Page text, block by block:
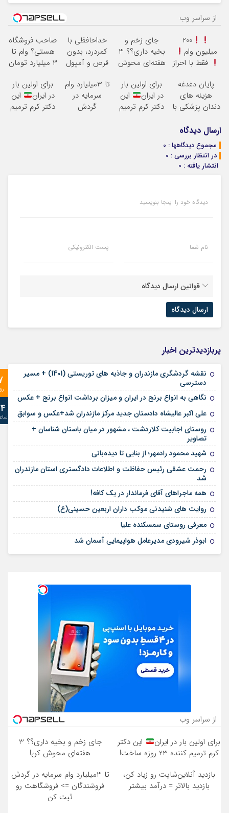
از سراسر وب
200
میلیون وام
فقط با احراز
جای زخم و
بخیه داری؟؟ 3
هفته‌ای محوش
خداحافظی با
کمردرد، بدون
قرص و آمپول
صاحب فروشگاه
هستی؟ وام تا
۳ میلیارد تومان
پایان دغدغه
هزینه های
دندان پزشکی با
خانگی
برای اولین بار
در ایران
این
دکتر کرم ترمیم
تا 3میلیارد وام
سرمایه در
گردش
برای اولین بار
در ایران
این
دکتر کرم ترمیم
ارسال دیدگاه
مجموع دیدگاهها : 0
در انتظار بررسی : 0
انتشار یافته : 0
دیدگاه خود را اینجا بنویسید
نام شما پست الکترونیکی
قوانین ارسال دیدگاه
پربازدیدترین اخبار
نقشه گردشگری مازندران و جاذبه های توریستی (1401) + مسیر
دسترسی
نگاهی به انواع برنج در ایران و میزان برداشت انواع برنج + عکس
علی‌ اکبر عالیشاه دادستان جدید مرکز مازندران شد+عکس و سوابق
روستای اجابیت کلاردشت ، مشهور در میان باستان شناسان +
تصاویر
شهید محمود رادمهر؛ از بنایی تا دیده‌بانی
رحمت عشقی رئیس حفاظت و اطلاعات دادگستری استان مازندران
شد
همه ماجراهای آقای فرماندار در یک کافه!
روایت های شنیدنی موکب داران اربعین حسینی(ع)
معرفی روستای سمسکنده علیا
ابوذر شیرودی مدیرعامل هواپیمایی آسمان شد
از سراسر وب
برای اولین بار در ایران
این دکتر
کرم ترمیم کننده 23 روزه ساخت!
جای زخم و بخیه داری؟؟ 3
هفته‌ای محوش کن!
بازدید آنلاین‌شاپت رو زیاد کن،
بازدید بالاتر = درآمد بیشتر
تا 3میلیارد وام سرمایه در گردش
فروشندگان => فروشگاهت رو
ثبت کن